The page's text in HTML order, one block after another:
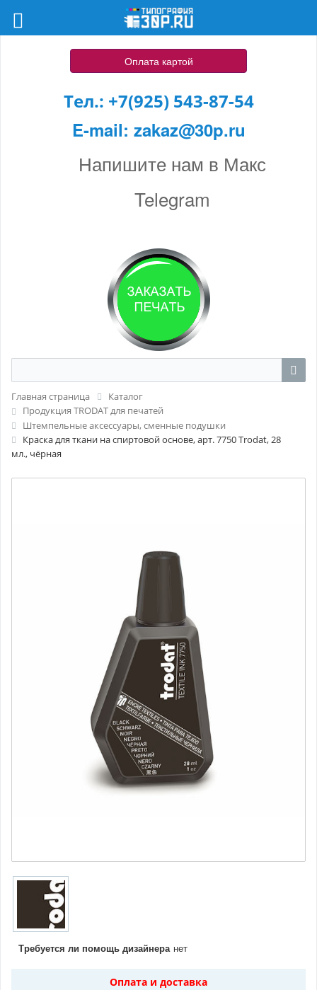
Оплата картой
Тел.: +7(925) 543-87-54
E-mail: zakaz@30p.ru
Напишите нам в Макс
Telegram
Главная страница
Каталог
Продукция TRODAT для печатей
Штемпельные аксессуары, сменные подушки
Краска для ткани на спиртовой основе, арт. 7750 Trodat, 28
мл., чёрная
Требуется ли помощь дизайнера нет
Оплата и доставка